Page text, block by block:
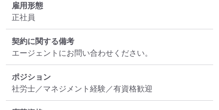
雇用形態
正社員
契約に関する備考
エージェントにお問い合わせください。
ポジション
社労士／マネジメント経験／有資格歓迎